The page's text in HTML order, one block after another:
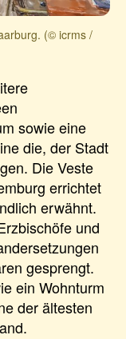
(© icrms /
sowie eine
die, der Stadt
Die Veste
errichtet
erwähnt.
und
gesprengt.
ein Wohnturm
der ältesten